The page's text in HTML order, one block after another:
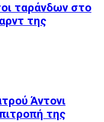
ταράνδων στο
της
Άντονι
της